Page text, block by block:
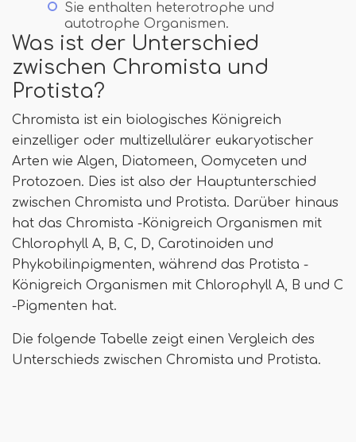
Sie enthalten heterotrophe und
autotrophe Organismen.
Was ist der Unterschied
zwischen Chromista und
Protista?
Chromista ist ein biologisches Königreich
einzelliger oder multizellulärer eukaryotischer
Arten wie Algen, Diatomeen, Oomyceten und
Protozoen. Dies ist also der Hauptunterschied
zwischen Chromista und Protista. Darüber hinaus
hat das Chromista -Königreich Organismen mit
Chlorophyll A, B, C, D, Carotinoiden und
Phykobilinpigmenten, während das Protista -
Königreich Organismen mit Chlorophyll A, B und C
-Pigmenten hat.
Die folgende Tabelle zeigt einen Vergleich des
Unterschieds zwischen Chromista und Protista.